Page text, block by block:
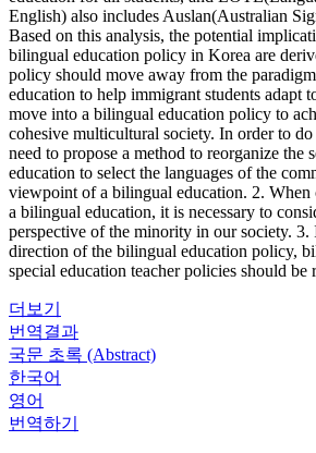
English) also includes Auslan(Australian
Based on this analysis, the potential
bilingual education policy in Korea are
policy should move away from the
education to help immigrant students adapt
move into a bilingual education policy to
cohesive multicultural society. In order to
need to propose a method to reorganize the
education to select the languages of the
viewpoint of a bilingual education. 2. When
a bilingual education, it is necessary to
perspective of the minority in our society. 3.
direction of the bilingual education policy,
special education teacher policies should be
더보기
번역결과
국문 초록 (Abstract)
한국어
영어
번역하기